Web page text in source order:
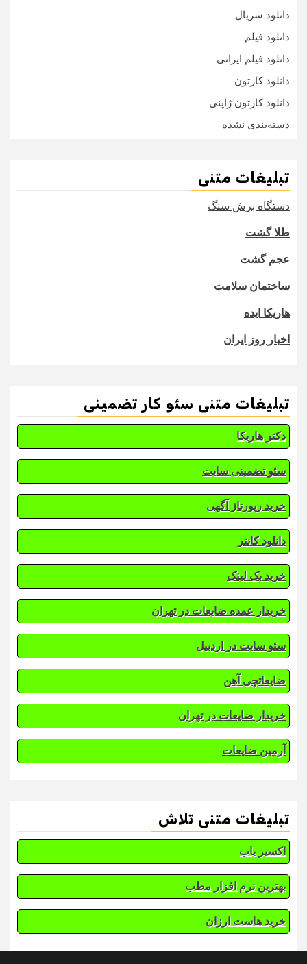
دانلود سریال
دانلود فیلم
دانلود فیلم ایرانی
دانلود کارتون
دانلود کارتون ژاپنی
دسته‌بندی نشده
تبلیغات متنی
دستگاه برش سنگ
طلا گشت
عجم گشت
ساختمان سلامت
هاریکا ایده
اخبار روز ایران
تبلیغات متنی سئو کار تضمینی
دکتر هاریکا
سئو تضمینی سایت
خرید رپورتاژ آگهی
دانلود کانتر
خرید بک لینک
خریدار عمده ضایعات در تهران
سئو سایت در اردبیل
ضایعاتچی آهن
خریدار ضایعات در تهران
آرمین ضایعات
تبلیغات متنی تلاش
اکسیر یاب
بهترین نرم افزار مطب
خرید هاست ارزان